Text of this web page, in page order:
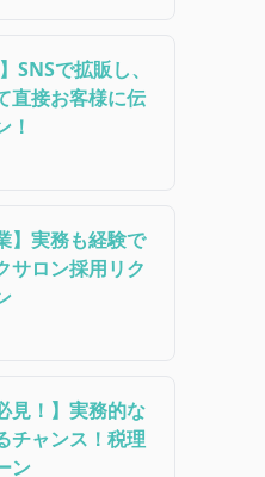
SNSで拡販し、
直接お客様に伝
！
】実務も経験で
サロン採用リク
見！】実務的な
チャンス！税理
ン